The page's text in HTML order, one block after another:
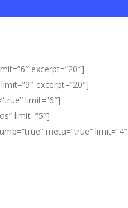
excerpt=”20″]
excerpt=”20″]
limit=”6″]
limit=”5″]
meta=”true” limit=”4″